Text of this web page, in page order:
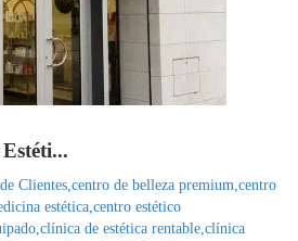
Clientes,centro de belleza premium,centro
estética,centro estético
clínica de estética rentable,clínica